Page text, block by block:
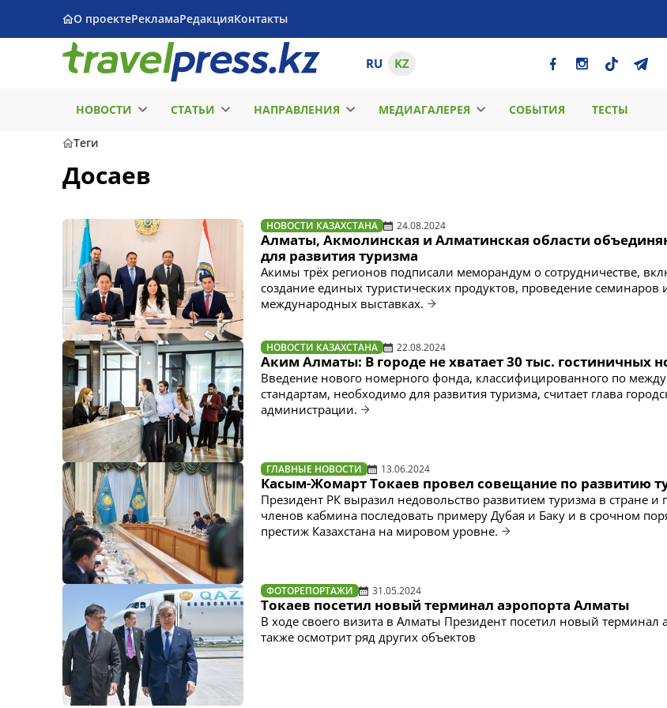
О проектеРекламаРедакцияКонтакты
RU KZ
НОВОСТИ СТАТЬИ НАПРАВЛЕНИЯ МЕДИАГАЛЕРЕЯ СОБЫТИЯ ТЕСТЫ
Теги
Досаев
НОВОСТИ КАЗАХСТАНА 24.08.2024
Алматы, Акмолинская и Алматинская области
для развития туризма
Акимы трёх регионов подписали меморандум о сотрудничестве,
создание единых туристических продуктов, проведение семинаров
международных выставках.
НОВОСТИ КАЗАХСТАНА 22.08.2024
Аким Алматы: В городе не хватает 30 тыс. гостиничных
Введение нового номерного фонда, классифицированного по
стандартам, необходимо для развития туризма, считает глава
администрации.
ГЛАВНЫЕ НОВОСТИ 13.06.2024
Касым-Жомарт Токаев провел совещание по развитию
Президент РК выразил недовольство развитием туризма в стране и
членов кабмина последовать примеру Дубая и Баку и в срочном
престиж Казахстана на мировом уровне.
ФОТОРЕПОРТАЖИ 31.05.2024
Токаев посетил новый терминал аэропорта Алматы
В ходе своего визита в Алматы Президент посетил новый терминал
также осмотрит ряд других объектов